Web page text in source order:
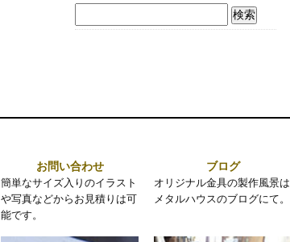
索:
お問い合わせ
簡単なサイズ入りのイラスト
や写真などからお見積りは可
能です。
ブログ
オリジナル金具の製作風景は
メタルハウスのブログにて。